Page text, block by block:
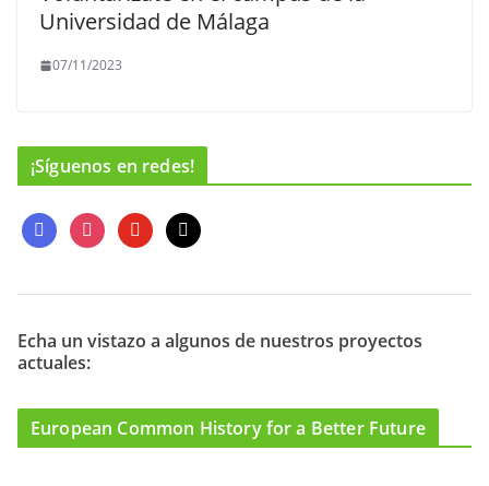
Universidad de Málaga
07/11/2023
¡Síguenos en redes!
f
a
e
o
o
i
n
t
g
r
m
y
o
t
b
m
a
l
Echa un vistazo a algunos de nuestros proyectos
actuales:
European Common History for a Better Future